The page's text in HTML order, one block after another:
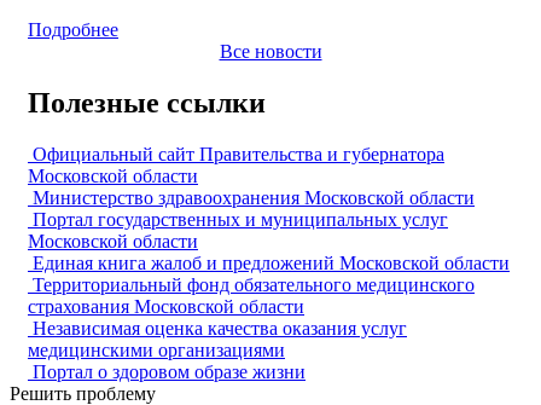
Подробнее
Все новости
Полезные ссылки
Официальный сайт Правительства и губернатора
Московской области
Министерство здравоохранения Московской области
Портал государственных и муниципальных услуг
Московской области
Единая книга жалоб и предложений Московской области
Территориальный фонд обязательного медицинского
страхования Московской области
Независимая оценка качества оказания услуг
медицинскими организациями
Портал о здоровом образе жизни
Решить проблему